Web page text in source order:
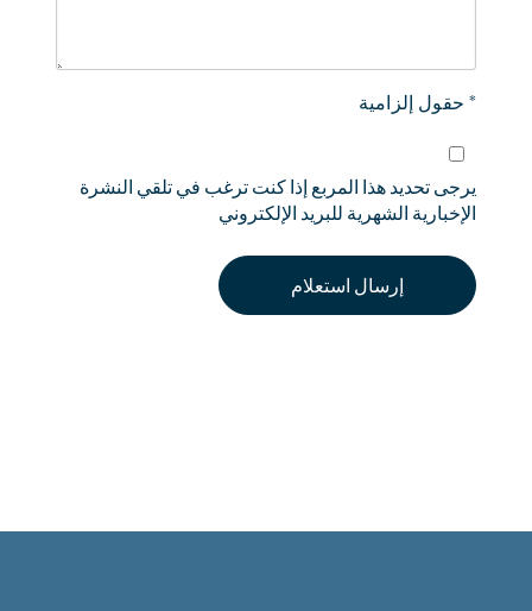
* حقول إلزامية
يرجى تحديد هذا المربع إذا كنت ترغب في تلقي النشرة
الإخبارية الشهرية للبريد الإلكتروني
إرسال استعلام